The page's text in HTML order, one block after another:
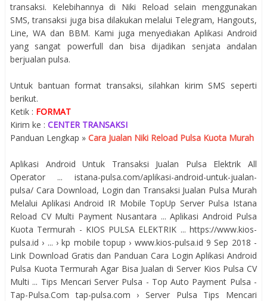
transaksi. Kelebihannya di Niki Reload selain menggunakan
SMS, transaksi juga bisa dilakukan melalui Telegram, Hangouts,
Line, WA dan BBM. Kami juga menyediakan Aplikasi Android
yang sangat powerfull dan bisa dijadikan senjata andalan
berjualan pulsa.
Untuk bantuan format transaksi, silahkan kirim SMS seperti
berikut.
Ketik : FORMAT
Kirim ke : CENTER TRANSAKSI
Panduan Lengkap » Cara Jualan Niki Reload Pulsa Kuota Murah
Aplikasi Android Untuk Transaksi Jualan Pulsa Elektrik All
Operator ... istana-pulsa.com/aplikasi-android-untuk-jualan-
pulsa/ Cara Download, Login dan Transaksi Jualan Pulsa Murah
Melalui Aplikasi Android IR Mobile TopUp Server Pulsa Istana
Reload CV Multi Payment Nusantara ... Aplikasi Android Pulsa
Kuota Termurah - KIOS PULSA ELEKTRIK ... https://www.kios-
pulsa.id › ... › kp mobile topup › www.kios-pulsa.id 9 Sep 2018 -
Link Download Gratis dan Panduan Cara Login Aplikasi Android
Pulsa Kuota Termurah Agar Bisa Jualan di Server Kios Pulsa CV
Multi ... Tips Mencari Server Pulsa - Top Auto Payment Pulsa -
Tap-Pulsa.Com tap-pulsa.com › Server Pulsa Tips Mencari